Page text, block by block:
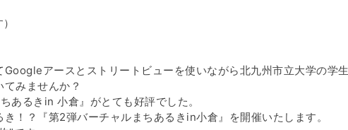
アースとストリートビューを使いながら北九州市立大学の学
みませんか？
あるきin 小倉』がとても好評でした。
！？『第2弾バーチャルまちあるきin小倉』を開催いたします。